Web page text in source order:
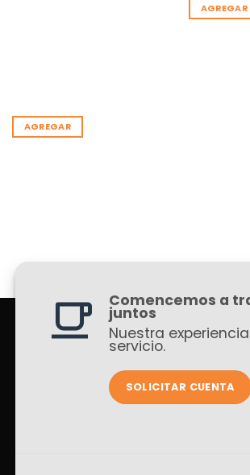
AGREGAR
AGREGAR
Comencemos a
juntos
Nuestra
servicio.
SOLICITAR CUENTA